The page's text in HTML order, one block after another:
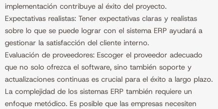
implementación contribuye al éxito del proyecto.
Expectativas realistas: Tener expectativas claras y realistas
sobre lo que se puede lograr con el sistema ERP ayudará a
gestionar la satisfacción del cliente interno.
Evaluación de proveedores: Escoger el proveedor adecuado
que no solo ofrezca el software, sino también soporte y
actualizaciones continuas es crucial para el éxito a largo plazo.
La complejidad de los sistemas ERP también requiere un
enfoque metódico. Es posible que las empresas necesiten